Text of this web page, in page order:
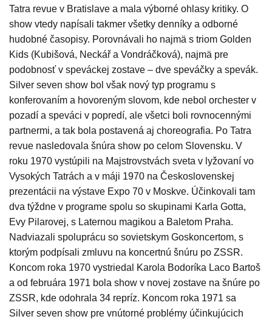
Tatra revue v Bratislave a mala výborné ohlasy kritiky. O
show vtedy napísali takmer všetky denníky a odborné
hudobné časopisy. Porovnávali ho najmä s triom Golden
Kids (Kubišová, Neckář a Vondráčková), najmä pre
podobnosť v speváckej zostave – dve speváčky a spevák.
Silver seven show bol však nový typ programu s
konferovaním a hovoreným slovom, kde nebol orchester v
pozadí a speváci v popredí, ale všetci boli rovnocennými
partnermi, a tak bola postavená aj choreografia. Po Tatra
revue nasledovala šnúra show po celom Slovensku. V
roku 1970 vystúpili na Majstrovstvách sveta v lyžovaní vo
Vysokých Tatrách a v máji 1970 na Československej
prezentácii na výstave Expo 70 v Moskve. Účinkovali tam
dva týždne v programe spolu so skupinami Karla Gotta,
Evy Pilarovej, s Laternou magikou a Baletom Praha.
Nadviazali spoluprácu so sovietskym Goskoncertom, s
ktorým podpísali zmluvu na koncertnú šnúru po ZSSR.
Koncom roka 1970 vystriedal Karola Bodoríka Laco Bartoš
a od februára 1971 bola show v novej zostave na šnúre po
ZSSR, kde odohrala 34 repríz. Koncom roka 1971 sa
Silver seven show pre vnútorné problémy účinkujúcich